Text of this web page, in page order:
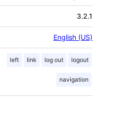
3.2.1
English (US)
left link log out logout
navigation